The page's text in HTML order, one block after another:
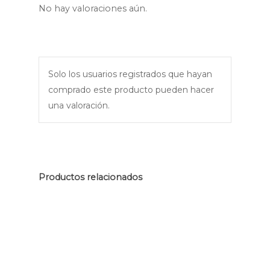
No hay valoraciones aún.
Solo los usuarios registrados que hayan
comprado este producto pueden hacer
una valoración.
Productos relacionados